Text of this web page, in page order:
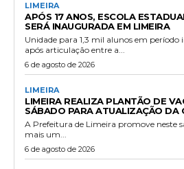
LIMEIRA
APÓS 17 ANOS, ESCOLA
SERÁ INAUGURADA EM LIMEIRA
Unidade para 1,3 mil alunos em
após articulação entre a...
6 de agosto de 2026
LIMEIRA
LIMEIRA REALIZA PLANTÃO DE
SÁBADO PARA ATUALIZAÇÃO DA
A Prefeitura de Limeira promove neste
mais um...
6 de agosto de 2026